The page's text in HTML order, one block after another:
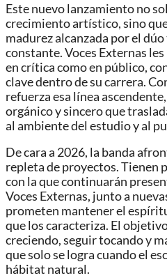
Este nuevo lanzamiento no
crecimiento artístico, sino
madurez alcanzada por el
constante. Voces Externas
en crítica como en público,
clave dentro de su carrera.
refuerza esa línea
orgánico y sincero que
al ambiente del estudio y al
De cara a 2026, la banda
repleta de proyectos. Tienen
con la que continuarán
Voces Externas, junto a
prometen mantener el
que los caracteriza. El
creciendo, seguir tocando y
que solo se logra cuando el
hábitat natural.